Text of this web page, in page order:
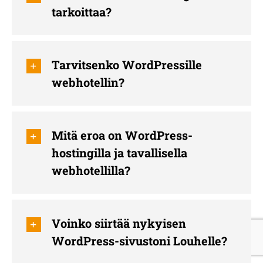
tarkoittaa?
Tarvitsenko WordPressille
webhotellin?
Mitä eroa on WordPress-
hostingilla ja tavallisella
webhotellilla?
Voinko siirtää nykyisen
WordPress-sivustoni Louhelle?